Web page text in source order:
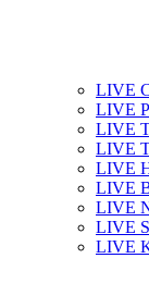
LIVE
LIVE
LIVE
LIVE
LIVE
LIVE
LIVE
LIVE
LIVE